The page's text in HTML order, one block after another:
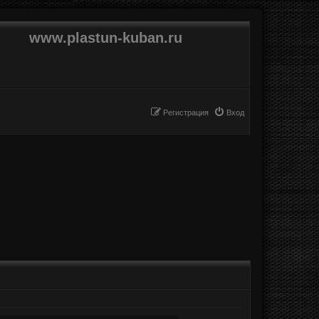
www.plastun-kuban.ru
Вход
Регистрация